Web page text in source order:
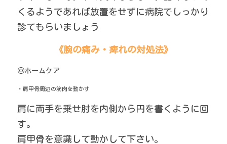
くるようであれば放置をせずに病院でしっかり
診てもらいましょう
《腕の痛み・痺れの対処法》
◎ホームケア
・肩甲骨周辺の筋肉を動かす
肩に両手を乗せ肘を内側から円を書くように回
す。
肩甲骨を意識して動かして下さい。